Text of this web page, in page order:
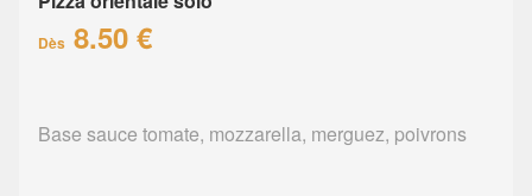
Dès 8.50 €
Base sauce tomate, mozzarella, merguez, poivrons